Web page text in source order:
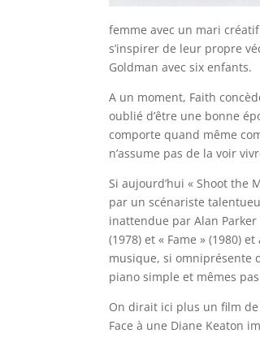
femme avec un mari
s’inspirer de leur propre
Goldman avec six enfants.
A un moment, Faith
oublié d’être une bonne
comporte quand même
n’assume pas de la voir
Si aujourd’hui « Shoot the
par un scénariste
inattendue par Alan
(1978) et « Fame » (1980)
musique, si omniprésente
piano simple et mêmes
On dirait ici plus un film de
Face à une Diane Keaton